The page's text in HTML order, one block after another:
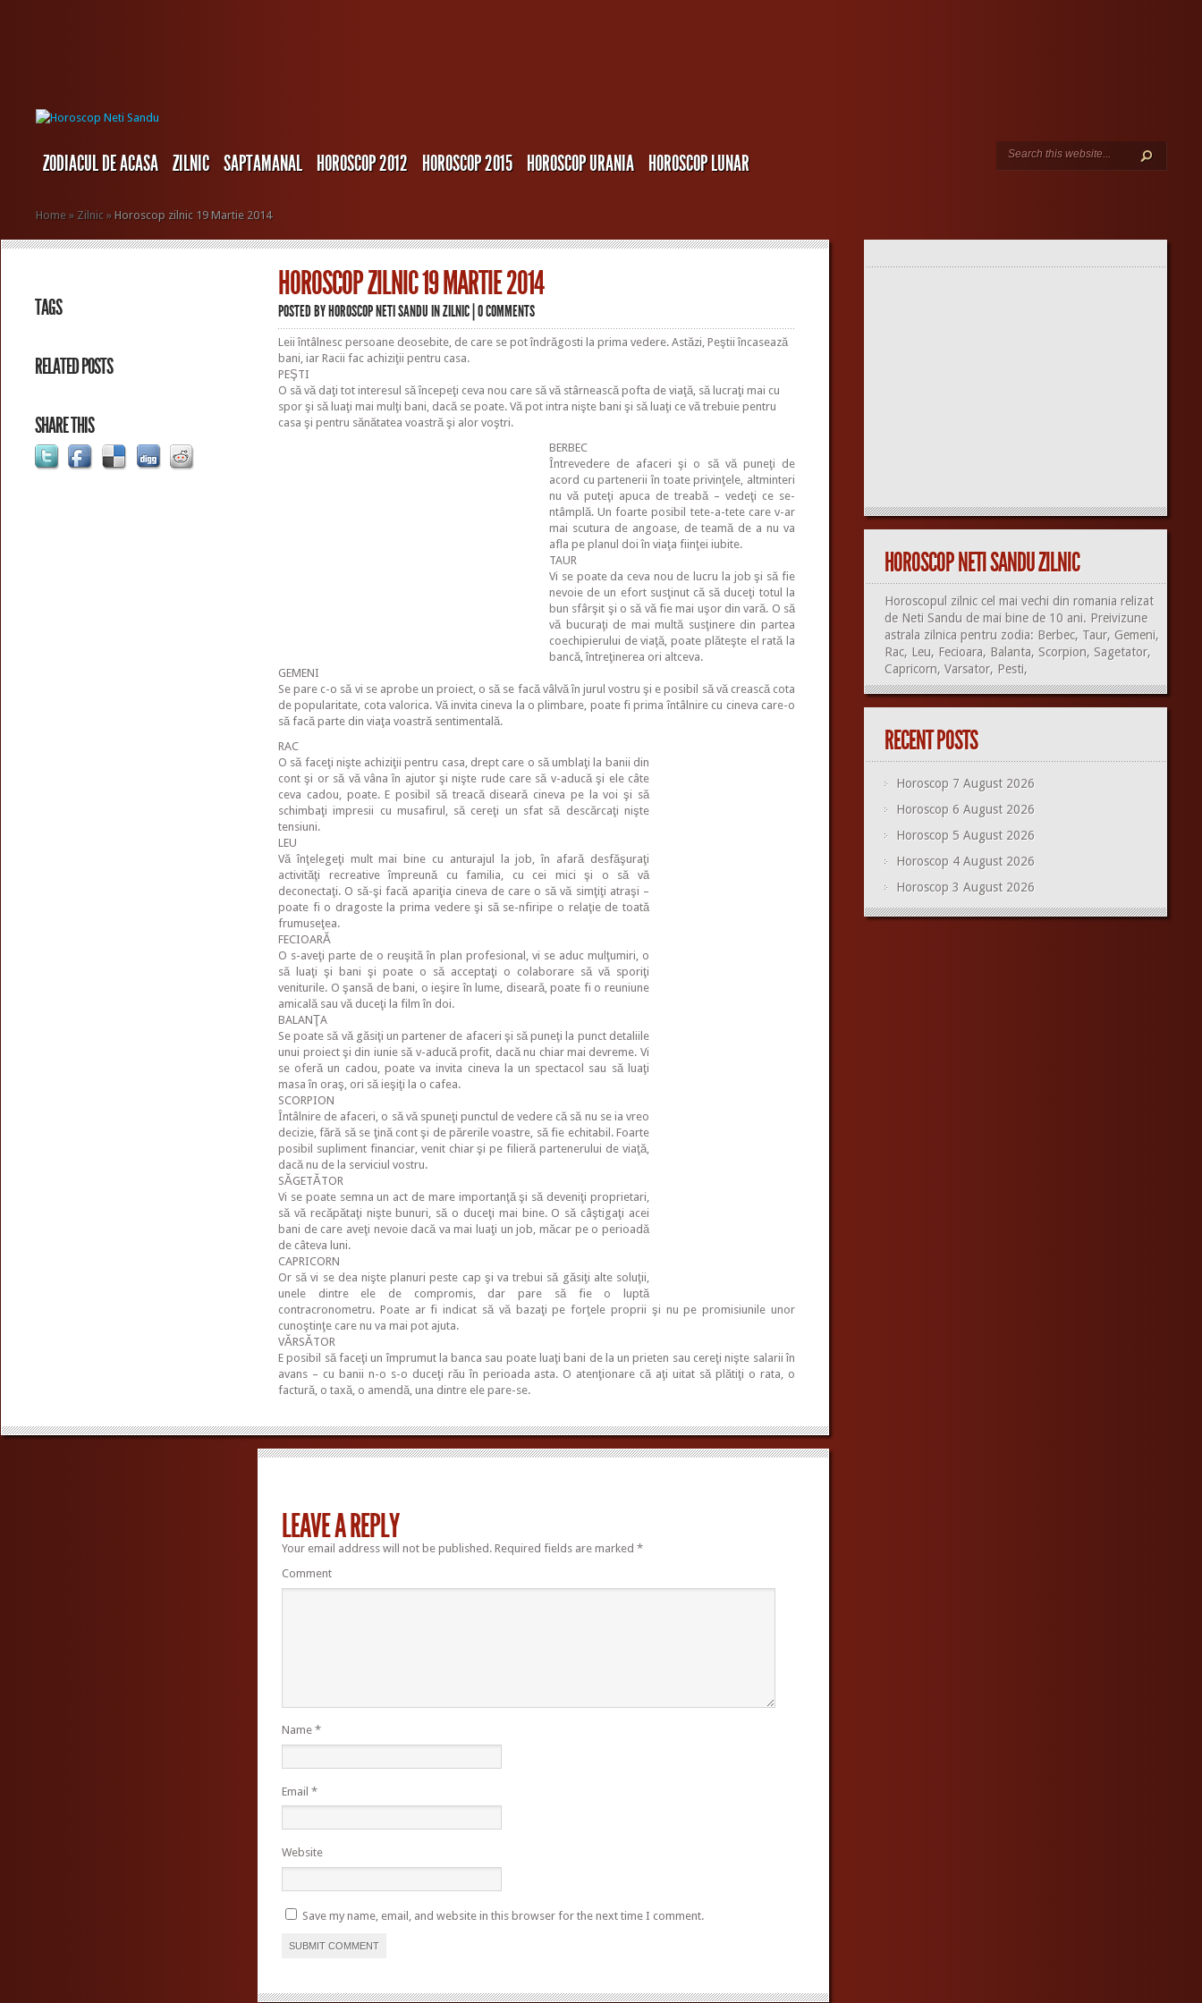
ZODIACUL DE ACASA ZILNIC SAPTAMANAL HOROSCOP 2012 HOROSCOP 2015 HOROSCOP URANIA HOROSCOP LUNAR
Home » Zilnic » Horoscop zilnic 19 Martie 2014
TAGS
RELATED POSTS
SHARE THIS
HOROSCOP ZILNIC 19 MARTIE 2014
POSTED BYHOROSCOP NETI SANDUINZILNIC |0 COMMENTS
Leii întâlnesc persoane deosebite, de care se pot îndrăgosti la prima vedere. Astăzi, Peştii încasează
bani, iar Racii fac achiziţii pentru casa.
PEŞTI
O să vă daţi tot interesul să începeţi ceva nou care să vă stârnească pofta de viaţă, să lucraţi mai cu
spor şi să luaţi mai mulţi bani, dacă se poate. Vă pot intra nişte bani şi să luaţi ce vă trebuie pentru
casa şi pentru sănătatea voastră şi alor voştri.
BERBEC
Întrevedere de afaceri şi o să vă puneţi de
acord cu partenerii în toate privinţele, altminteri
nu vă puteţi apuca de treabă – vedeţi ce se-
ntâmplă. Un foarte posibil tete-a-tete care v-ar
mai scutura de angoase, de teamă de a nu va
afla pe planul doi în viaţa fiinţei iubite.
TAUR
Vi se poate da ceva nou de lucru la job şi să fie
nevoie de un efort susţinut că să duceţi totul la
bun sfârşit şi o să vă fie mai uşor din vară. O să
vă bucuraţi de mai multă susţinere din partea
coechipierului de viaţă, poate plăteşte el rată la
bancă, întreţinerea ori altceva.
GEMENI
Se pare c-o să vi se aprobe un proiect, o să se facă vâlvă în jurul vostru şi e posibil să vă crească cota
de popularitate, cota valorica. Vă invita cineva la o plimbare, poate fi prima întâlnire cu cineva care-o
să facă parte din viaţa voastră sentimentală.
RAC
O să faceţi nişte achiziţii pentru casa, drept care o să umblaţi la banii din
cont şi or să vă vâna în ajutor şi nişte rude care să v-aducă şi ele câte
ceva cadou, poate. E posibil să treacă diseară cineva pe la voi şi să
schimbaţi impresii cu musafirul, să cereţi un sfat să descărcaţi nişte
tensiuni.
LEU
Vă înţelegeţi mult mai bine cu anturajul la job, în afară desfăşuraţi
activităţi recreative împreună cu familia, cu cei mici şi o să vă
deconectaţi. O să-şi facă apariţia cineva de care o să vă simţiţi atraşi –
poate fi o dragoste la prima vedere şi să se-nfiripe o relaţie de toată
frumuseţea.
FECIOARĂ
O s-aveţi parte de o reuşită în plan profesional, vi se aduc mulţumiri, o
să luaţi şi bani şi poate o să acceptaţi o colaborare să vă sporiţi
veniturile. O şansă de bani, o ieşire în lume, diseară, poate fi o reuniune
amicală sau vă duceţi la film în doi.
BALANŢA
Se poate să vă găsiţi un partener de afaceri şi să puneţi la punct detaliile
unui proiect şi din iunie să v-aducă profit, dacă nu chiar mai devreme. Vi
se oferă un cadou, poate va invita cineva la un spectacol sau să luaţi
masa în oraş, ori să ieşiţi la o cafea.
SCORPION
Întâlnire de afaceri, o să vă spuneţi punctul de vedere că să nu se ia vreo
decizie, fără să se ţină cont şi de părerile voastre, să fie echitabil. Foarte
posibil supliment financiar, venit chiar şi pe filieră partenerului de viaţă,
dacă nu de la serviciul vostru.
SĂGETĂTOR
Vi se poate semna un act de mare importanţă şi să deveniţi proprietari,
să vă recăpătaţi nişte bunuri, să o duceţi mai bine. O să câştigaţi acei
bani de care aveţi nevoie dacă va mai luaţi un job, măcar pe o perioadă
de câteva luni.
CAPRICORN
Or să vi se dea nişte planuri peste cap şi va trebui să găsiţi alte soluţii,
unele dintre ele de compromis, dar pare să fie o luptă
contracronometru. Poate ar fi indicat să vă bazaţi pe forţele proprii şi nu pe promisiunile unor
cunoştinţe care nu va mai pot ajuta.
VĂRSĂTOR
E posibil să faceţi un împrumut la banca sau poate luaţi bani de la un prieten sau cereţi nişte salarii în
avans – cu banii n-o s-o duceţi rău în perioada asta. O atenţionare că aţi uitat să plătiţi o rata, o
factură, o taxă, o amendă, una dintre ele pare-se.
LEAVE A REPLY
Your email address will not be published.Required fields are marked *
Comment
Name *
Email *
Website
Save my name, email, and website in this browser for the next time I comment.
HOROSCOP NETI SANDU ZILNIC
Horoscopul zilnic cel mai vechi din romania relizat
de Neti Sandu de mai bine de 10 ani. Preivizune
astrala zilnica pentru zodia: Berbec, Taur, Gemeni,
Rac, Leu, Fecioara, Balanta, Scorpion, Sagetator,
Capricorn, Varsator, Pesti,
RECENT POSTS
Horoscop 7 August 2026
Horoscop 6 August 2026
Horoscop 5 August 2026
Horoscop 4 August 2026
Horoscop 3 August 2026